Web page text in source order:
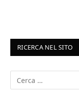
RICERCA NEL SITO